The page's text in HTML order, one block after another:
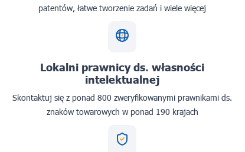
patentów, łatwe tworzenie zadań i wiele więcej
Lokalni prawnicy ds. własności
intelektualnej
Skontaktuj się z ponad 800 zweryfikowanymi prawnikami ds.
znaków towarowych w ponad 190 krajach